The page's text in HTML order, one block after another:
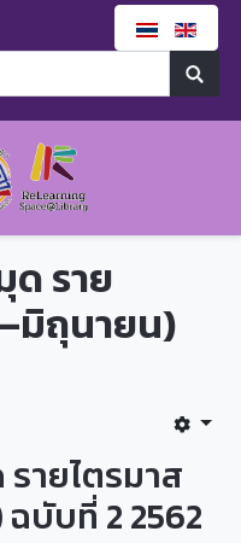
ราย
มิถุนายน)
ายไตรมาส
บับที่ 2 2562